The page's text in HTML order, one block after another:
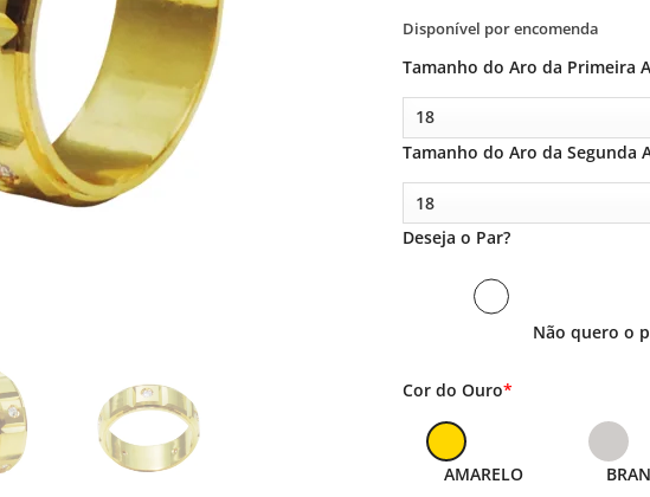
Disponível por encomenda
Tamanho do Aro da Primeira
Tamanho do Aro da Segunda
Deseja o Par?
Não quero o
*
Cor do Ouro
AMARELO